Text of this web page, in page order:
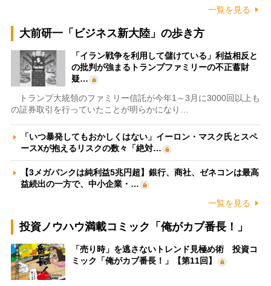
一覧を見る
大前研一「ビジネス新大陸」の歩き方
「イラン戦争を利用して儲けている」利益相反と
の批判が強まるトランプファミリーの不正蓄財
疑…
トランプ大統領のファミリー信託が今年1～3月に3000回以上も
の証券取引を行っていたことが明らかになり…
「いつ暴発してもおかしくはない」イーロン・マスク氏とスペ
ースXが抱えるリスクの数々「絶対…
【3メガバンクは純利益5兆円超】銀行、商社、ゼネコンは最高
益続出の一方で、中小企業・…
一覧を見る
投資ノウハウ満載コミック「俺がカブ番長！」
「売り時」を逃さないトレンド見極め術 投資コ
ミック「俺がカブ番長！」【第11回】